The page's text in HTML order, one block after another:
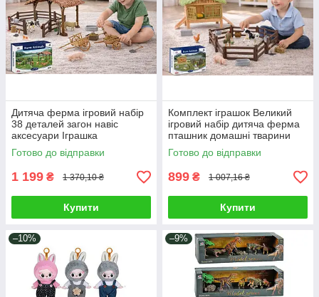
Дитяча ферма ігровий набір
38 деталей загон навіс
аксесуари Іграшка
фермерське господарство
візок тварини фігурка людини
Готово до відправки
1 199 ₴ 1 370,10 ₴
Купити
Комплект іграшок Великий
ігровий набір дитяча ферма
пташник домашні тварини
інструменти огорожа 41
деталь
Готово до відправки
899 ₴ 1 007,16 ₴
Купити
–10% –9%